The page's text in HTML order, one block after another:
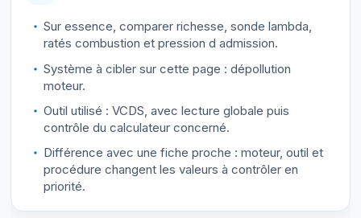
Sur essence, comparer richesse, sonde lambda,
ratés combustion et pression d admission.
Système à cibler sur cette page : dépollution
moteur.
Outil utilisé : VCDS, avec lecture globale puis
contrôle du calculateur concerné.
Différence avec une fiche proche : moteur, outil et
procédure changent les valeurs à contrôler en
priorité.